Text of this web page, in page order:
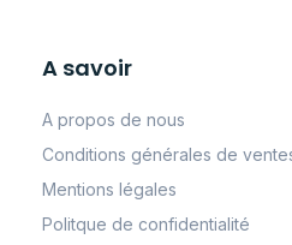
A savoir
A propos de nous
Conditions générales de
Mentions légales
Politque de confidentialité